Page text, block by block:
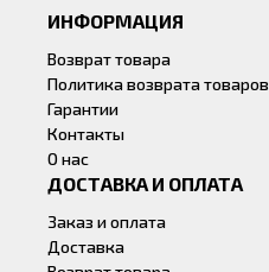
ИНФОРМАЦИЯ
Возврат товара
Политика возврата товаров
Гарантии
Контакты
О нас
ДОСТАВКА И ОПЛАТА
Заказ и оплата
Доставка